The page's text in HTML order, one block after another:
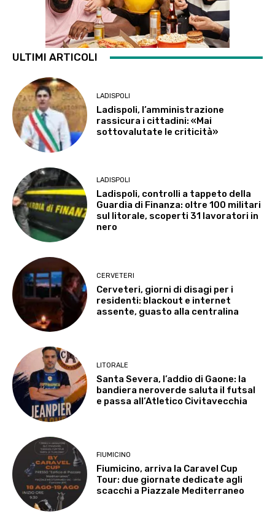
ULTIMI ARTICOLI
LADISPOLI
Ladispoli, l’amministrazione
rassicura i cittadini: «Mai
sottovalutate le criticità»
LADISPOLI
Ladispoli, controlli a tappeto della
Guardia di Finanza: oltre 100 militari
sul litorale, scoperti 31 lavoratori in
nero
CERVETERI
Cerveteri, giorni di disagi per i
residenti: blackout e internet
assente, guasto alla centralina
LITORALE
Santa Severa, l’addio di Gaone: la
bandiera neroverde saluta il futsal
e passa all’Atletico Civitavecchia
FIUMICINO
Fiumicino, arriva la Caravel Cup
Tour: due giornate dedicate agli
scacchi a Piazzale Mediterraneo